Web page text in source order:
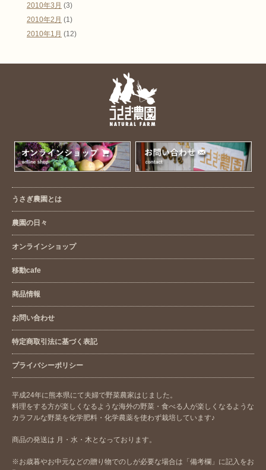
2010年3月 (3)
2010年2月 (1)
2010年1月 (12)
うさぎ農園とは
農園の日々
オンラインショップ
移動cafe
商品情報
お問い合わせ
特定商取引法に基づく表記
プライバシーポリシー
平成24年に熊本県にて夫婦で野菜農家はじました。
料理をする方が楽しくなるような海外の野菜・食べる人が楽しくなるような
カラフルな野菜を化学肥料・化学農薬を使わず栽培しています♪
商品の発送は 月・水・木となっております。
※お歳暮やお中元などの贈り物でのしが必要な場合は「備考欄」に記入をお